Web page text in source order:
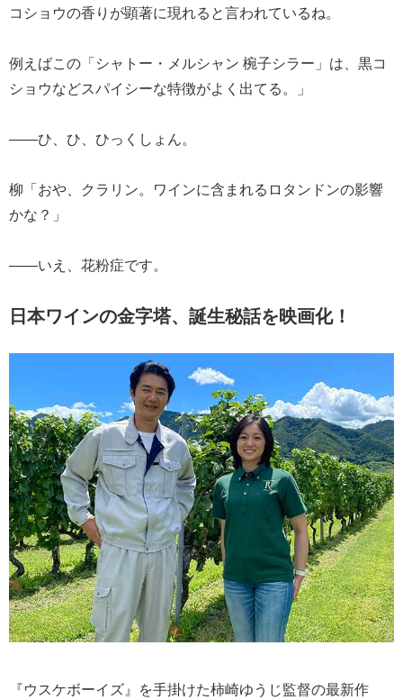
コショウの香りが顕著に現れると言われているね。
例えばこの「シャトー・メルシャン 椀子シラー」は、黒コ
ショウなどスパイシーな特徴がよく出てる。」
――ひ、ひ、ひっくしょん。
柳「おや、クラリン。ワインに含まれるロタンドンの影響
かな？」
――いえ、花粉症です。
日本ワインの金字塔、誕生秘話を映画化！
『ウスケボーイズ』を手掛けた柿崎ゆうじ監督の最新作